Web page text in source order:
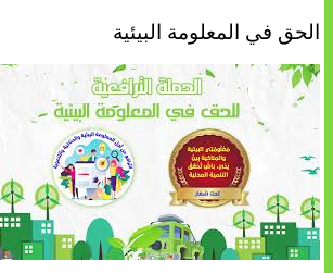
الحق في المعلومة البيئية